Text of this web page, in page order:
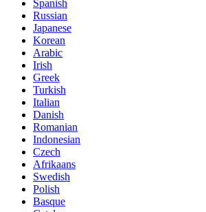
Spanish
Russian
Japanese
Korean
Arabic
Irish
Greek
Turkish
Italian
Danish
Romanian
Indonesian
Czech
Afrikaans
Swedish
Polish
Basque